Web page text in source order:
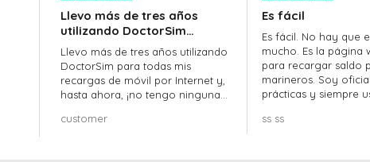
Llevo más de tres años
utilizando DoctorSim…
Llevo más de tres años utilizando
DoctorSim para todas mis
recargas de móvil por Internet y,
hasta ahora, ¡no tengo ninguna
customer
Es fácil
Es fácil. No hay que
mucho. Es la página
para recargar saldo
marineros. Soy
prácticas y siempre
ss ss